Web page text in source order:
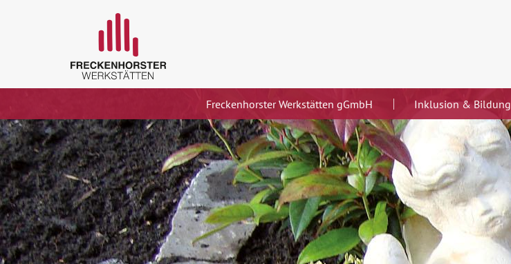
Freckenhorster Werkstätten gGmbH Inklusion & Bildung